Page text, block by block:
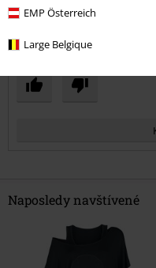
EMP Österreich
Large Belgique
Pomohlo Vám toto hodnocení?
Naposledy navštívené